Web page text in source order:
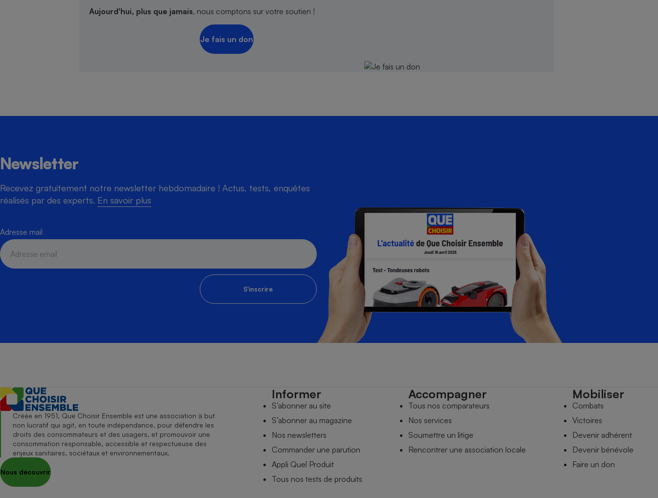
Aujourd'hui, plus que jamais, nous comptons sur votre soutien !
Je fais un don
Newsletter
Recevez gratuitement notre newsletter hebdomadaire ! Actus, tests, enquêtes
réalisés par des experts. En savoir plus
Adresse mail
S'inscrire
Créée en 1951, Que Choisir Ensemble est une association à but
non lucratif qui agit, en toute indépendance, pour défendre les
droits des consommateurs et des usagers, et promouvoir une
consommation responsable, accessible et respectueuse des
enjeux sanitaires, sociétaux et environnementaux.
Nous découvrir
Informer
S’abonner au site
S’abonner au magazine
Nos newsletters
Commander une parution
Appli Quel Produit
Tous nos tests de produits
Accompagner
Tous nos comparateurs
Nos services
Soumettre un litige
Rencontrer une association locale
Mobiliser
Combats
Victoires
Devenir adhérent
Devenir bénévole
Faire un don